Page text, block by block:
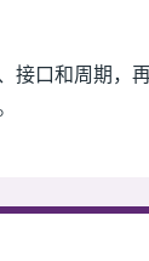
接口和周期，